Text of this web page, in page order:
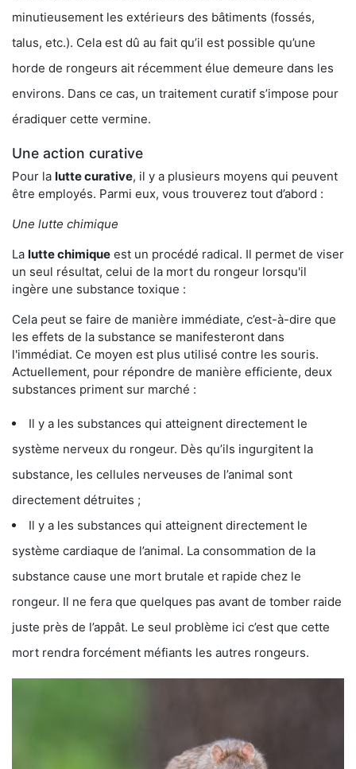
minutieusement les extérieurs des bâtiments (fossés,
talus, etc.). Cela est dû au fait qu’il est possible qu’une
horde de rongeurs ait récemment élue demeure dans les
environs. Dans ce cas, un traitement curatif s’impose pour
éradiquer cette vermine.
Une action curative
Pour la lutte curative, il y a plusieurs moyens qui peuvent
être employés. Parmi eux, vous trouverez tout d’abord :
Une lutte chimique
La lutte chimique est un procédé radical. Il permet de viser
un seul résultat, celui de la mort du rongeur lorsqu'il
ingère une substance toxique :
Cela peut se faire de manière immédiate, c’est-à-dire que
les effets de la substance se manifesteront dans
l'immédiat. Ce moyen est plus utilisé contre les souris.
Actuellement, pour répondre de manière efficiente, deux
substances priment sur marché :
Il y a les substances qui atteignent directement le
système nerveux du rongeur. Dès qu’ils ingurgitent la
substance, les cellules nerveuses de l’animal sont
directement détruites ;
Il y a les substances qui atteignent directement le
système cardiaque de l’animal. La consommation de la
substance cause une mort brutale et rapide chez le
rongeur. Il ne fera que quelques pas avant de tomber raide
juste près de l’appât. Le seul problème ici c’est que cette
mort rendra forcément méfiants les autres rongeurs.